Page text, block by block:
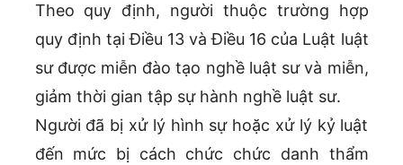
Theo quy định, người thuộc trường hợp
quy định tại Điều 13 và Điều 16 của Luật luật
sư được miễn đào tạo nghề luật sư và miễn,
giảm thời gian tập sự hành nghề luật sư.
Người đã bị xử lý hình sự hoặc xử lý kỷ luật
đến mức bị cách chức chức danh thẩm